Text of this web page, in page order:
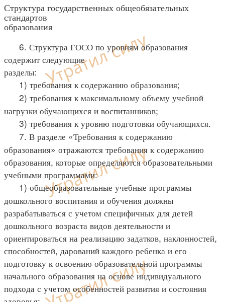
Структура государственных общеобязательных
стандартов
образования
6. Структура ГОСО по уровням образования
содержит следующие
разделы:
1) требования к содержанию образования;
2) требования к максимальному объему учебной
нагрузки обучающихся и воспитанников;
3) требования к уровню подготовки обучающихся.
7. В разделе «Требования к содержанию
образования» отражаются требования к содержанию
образования, которые определяются образовательными
учебными программами:
1) общеобразовательные учебные программы
дошкольного воспитания и обучения должны
разрабатываться с учетом специфичных для детей
дошкольного возраста видов деятельности и
ориентироваться на реализацию задатков, наклонностей,
способностей, дарований каждого ребенка и его
подготовку к освоению образовательной программы
начального образования на основе индивидуального
подхода с учетом особенностей развития и состояния